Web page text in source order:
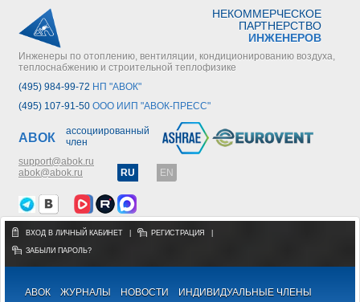
НЕКОММЕРЧЕСКОЕ
ПАРТНЕРСТВО
ИНЖЕНЕРОВ
Инженеры по отоплению, вентиляции, кондиционированию воздуха,
теплоснабжению и строительной теплофизике
(495) 984-99-72 НП "АВОК"
(495) 107-91-50 ООО ИИП "АВОК-ПРЕСС"
АВОК
ассоциированный
член
support@abok.ru
abok@abok.ru
RU EN
ВХОД В ЛИЧНЫЙ КАБИНЕТ РЕГИСТРАЦИЯ
ЗАБЫЛИ ПАРОЛЬ?
АВОК ЖУРНАЛЫ НОВОСТИ ИНДИВИДУАЛЬНЫЕ ЧЛЕНЫ